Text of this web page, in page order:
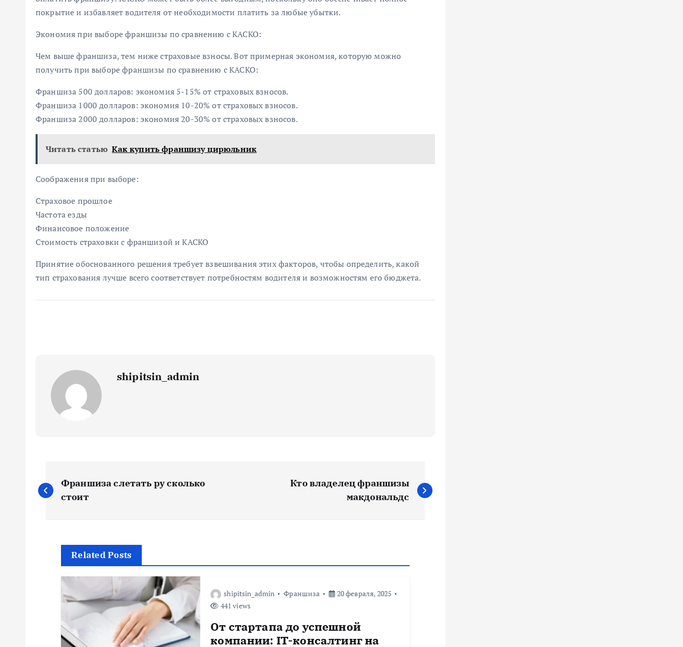
покрытие и избавляет водителя от необходимости платить за любые убытки.
Экономия при выборе франшизы по сравнению с КАСКО:
Чем выше франшиза, тем ниже страховые взносы. Вот примерная экономия, которую можно
получить при выборе франшизы по сравнению с КАСКО:
Франшиза 500 долларов: экономия 5-15% от страховых взносов.
Франшиза 1000 долларов: экономия 10-20% от страховых взносов.
Франшиза 2000 долларов: экономия 20-30% от страховых взносов.
Читать статью Как купить франшизу цирюльник
Соображения при выборе:
Страховое прошлое
Частота езды
Финансовое положение
Стоимость страховки с франшизой и КАСКО
Принятие обоснованного решения требует взвешивания этих факторов, чтобы определить, какой
тип страхования лучше всего соответствует потребностям водителя и возможностям его бюджета.
shipitsin_admin
Н
а
Франшиза слетать ру сколько
стоит
Кто владелец франшизы
макдональдс
Related Posts
shipitsin_admin Франшиза
20 февраля, 2025
441 views
От стартапа до успешной
компании: IT-консалтинг на